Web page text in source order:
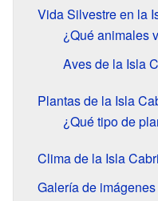
Vida Silvestre en la
¿Qué animales
Aves de la Isla
Plantas de la Isla
¿Qué tipo de
Clima de la Isla
Galería de imágenes